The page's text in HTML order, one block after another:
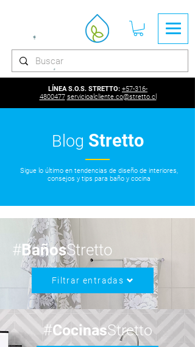
LÍNEA S.O.S. STRETTO: +57-316-
4800477 servicioalcliente.co@stretto.cl
Blog Stretto
Sigue lo último en tendencias de diseño de interiores,
consejos y tips para baño y cocina
#BañosStretto
Filtrar entradas
#CocinasStretto